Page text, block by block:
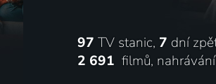
97 TV stanic, 7 dní
2 691 filmů,